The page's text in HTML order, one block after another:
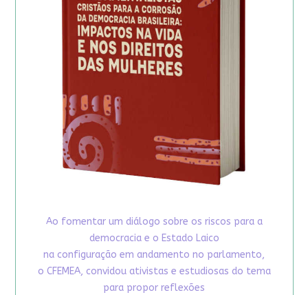
Ao fomentar um diálogo sobre os riscos para a
democracia e o Estado Laico
na configuração em andamento no parlamento,
o CFEMEA, convidou ativistas e estudiosas do tema
para propor reflexões